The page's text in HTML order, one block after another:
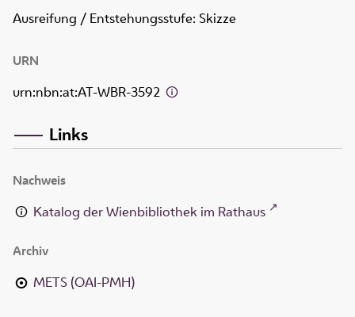
Ausreifung / Entstehungsstufe: Skizze
URN
urn:nbn:at:AT-WBR-3592
Links
Nachweis
Katalog der Wienbibliothek im Rathaus
Archiv
METS (OAI-PMH)